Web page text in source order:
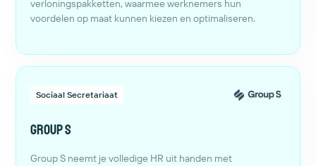
verloningspakketten, waarmee werknemers hun
voordelen op maat kunnen kiezen en optimaliseren.
Sociaal Secretariaat
Group S
Group S neemt je volledige HR uit handen met